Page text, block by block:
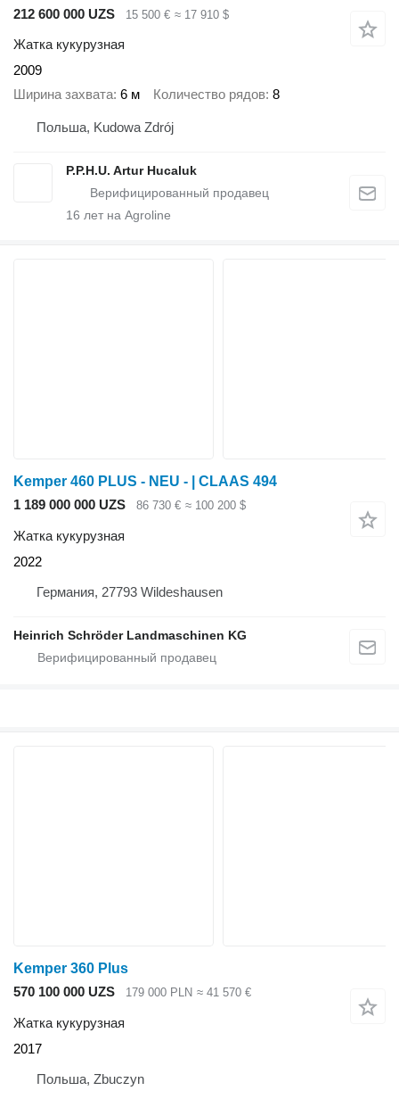
212 600 000 UZS 15 500 € ≈ 17 910 $
Жатка кукурузная
2009
Ширина захвата 6 м Количество рядов 8
Польша, Kudowa Zdrój
P.P.H.U. Artur Hucaluk
16 лет на Agroline
Kemper 460 PLUS - NEU - | CLAAS 494
1 189 000 000 UZS
86 730 € ≈ 100 200 $
Жатка кукурузная
2022
Германия, 27793 Wildeshausen
Heinrich Schröder Landmaschinen KG
Kemper 360 Plus
570 100 000 UZS
179 000 PLN ≈ 41 570 €
Жатка кукурузная
2017
Польша, Zbuczyn